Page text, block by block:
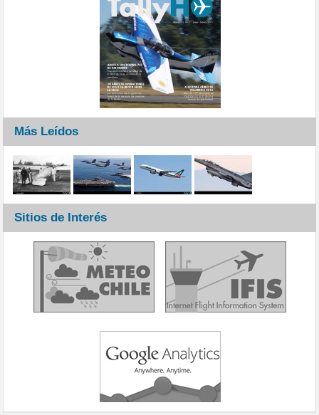
Más Leídos
Sitios de Interés